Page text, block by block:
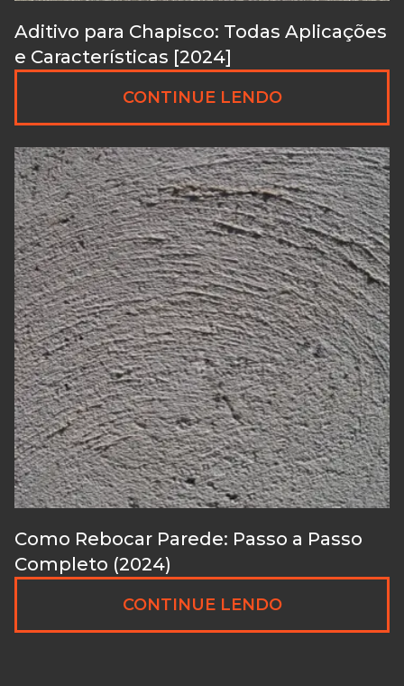
Aditivo para Chapisco: Todas Aplicações
e Características [2024]
CONTINUE LENDO
Como Rebocar Parede: Passo a Passo
Completo (2024)
CONTINUE LENDO